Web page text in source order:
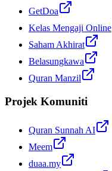
GetDoa
Kelas Mengaji Online
Saham Akhirat
Belasungkawa
Quran Manzil
Projek Komuniti
Quran Sunnah AI
Meem
duaa.my